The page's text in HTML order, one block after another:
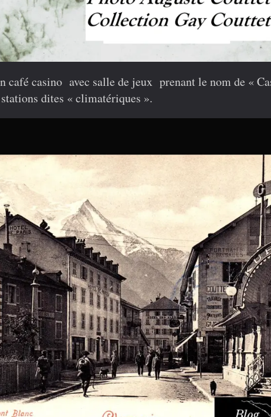
café casino avec salle de jeux prenant le nom de «
dites « climatériques ».